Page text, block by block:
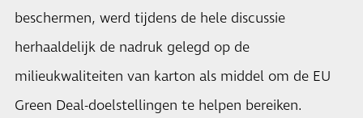
beschermen, werd tijdens de hele discussie
herhaaldelijk de nadruk gelegd op de
milieukwaliteiten van karton als middel om de EU
Green Deal-doelstellingen te helpen bereiken.